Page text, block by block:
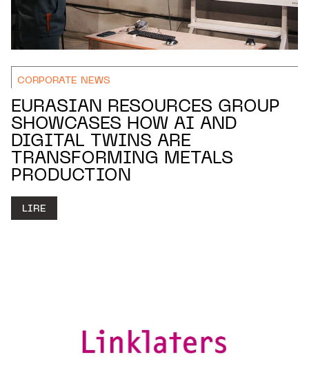
CORPORATE NEWS
EURASIAN RESOURCES GROUP
SHOWCASES HOW AI AND
DIGITAL TWINS ARE
TRANSFORMING METALS
PRODUCTION
LIRE